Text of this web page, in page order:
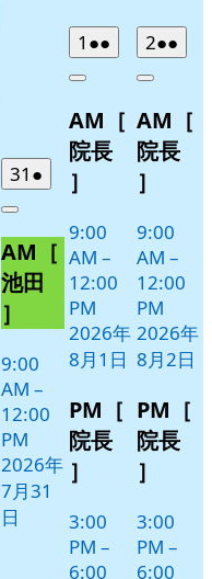
日
日
31 2026
年
月
31
日
●
件
イ
ベ
ト)
Close
AM［
池田
］
9:00
AM –
12:00
PM
2026年
7月31
日
1 2026
年
月
1
日
●●
件
イ
ベ
Close
AM［
院長
］
9:00
AM –
12:00
PM
2026年
8月1日
PM［
院長
］
3:00
PM –
6:00
22026
年
月
2
日
●●
件
イ
ベ
Close
AM［
院長
］
9:00
AM –
12:00
PM
2026年
8月2日
PM［
院長
］
3:00
PM –
6:00